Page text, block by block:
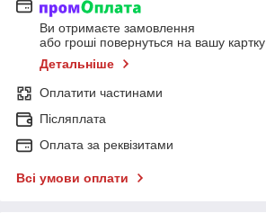
Ви отримаєте замовлення
або гроші повернуться на вашу картку
Детальніше
Оплатити частинами
Післяплата
Оплата за реквізитами
Всі умови оплати